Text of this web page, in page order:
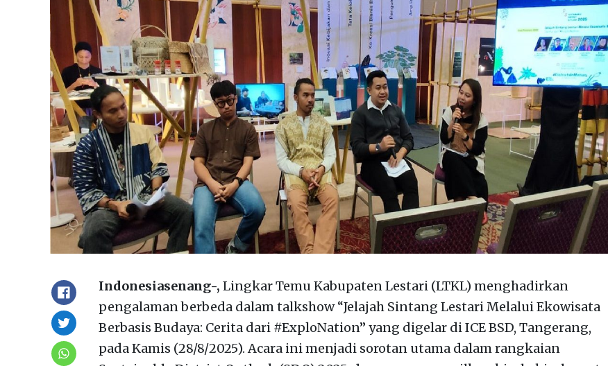
Indonesiasenang-, Lingkar Temu Kabupaten Lestari (LTKL) menghadirkan
pengalaman berbeda dalam talkshow “Jelajah Sintang Lestari Melalui Ekowisata
Berbasis Budaya: Cerita dari #ExploNation” yang digelar di ICE BSD, Tangerang,
pada Kamis (28/8/2025). Acara ini menjadi sorotan utama dalam rangkaian